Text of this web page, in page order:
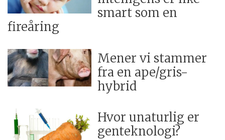
smart som en
fireåring
Mener vi stammer
fra en ape/gris-
hybrid
Hvor unaturlig er
genteknologi?